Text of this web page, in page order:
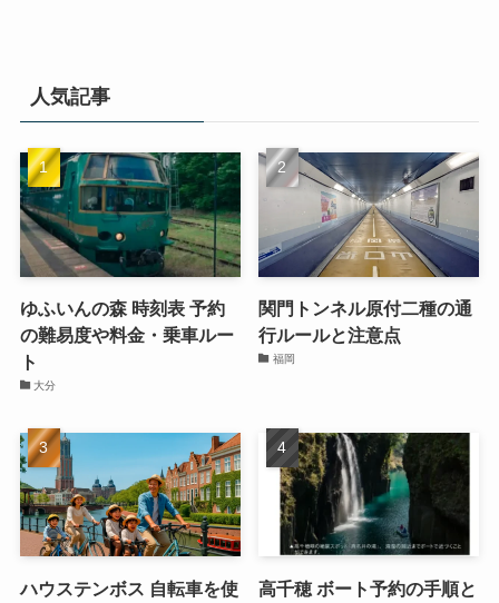
人気記事
ゆふいんの森 時刻表 予約
の難易度や料金・乗車ルー
ト
大分
関門トンネル原付二種の通
行ルールと注意点
福岡
ハウステンボス 自転車を使
高千穂 ボート予約の手順と